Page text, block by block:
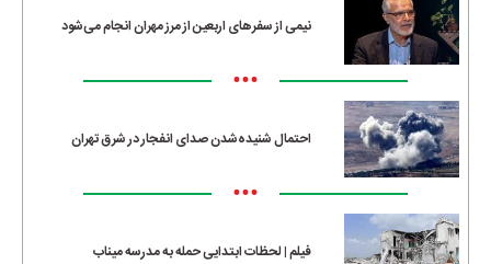
نیمی از سفرهای اربعین از مرز مهران انجام می‌شود
•••
احتمال شنیده‌شدن صدای انفجار در شرق تهران
•••
فیلم | لحظات ابتدایی حمله به مدرسه میناب